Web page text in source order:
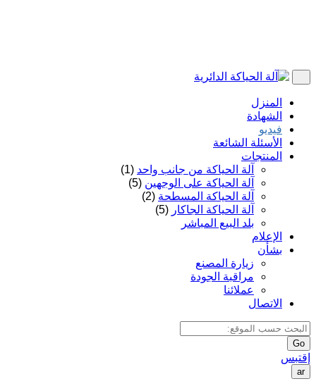
المنزل
الشهادة
فيديو
الأسئلة الشائعة
المنتجات
آلة الحياكة من جانب واحد (1)
آلة الحياكة على الوجهين (5)
آلة الحياكة المسطحة (2)
آلة الحياكة الجاكار (5)
بلد البيع المباشر
الإعلام
بشأن
زيارة المصنع
مراقبة الجودة
عملائنا
الاتصال
Go
إقتبس
ar